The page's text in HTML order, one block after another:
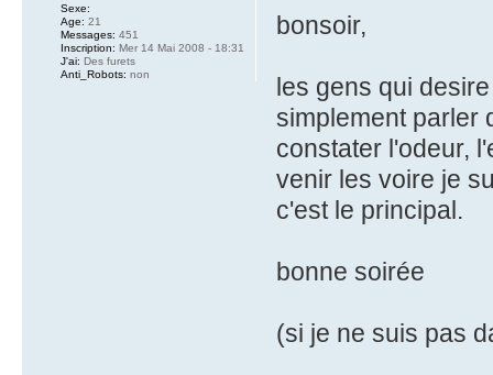
bonsoir,
les gens qui
simplement parler
constater l'odeur,
venir les voire je
c'est le principal.
bonne soirée
(si je ne suis pas
Sexe:
Age: 21
Messages: 451
Inscription: Mer 14 Mai 2008 - 18:31
J'ai: Des furets
Anti_Robots: non